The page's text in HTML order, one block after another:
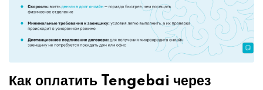
Как оплатить Tengebai через